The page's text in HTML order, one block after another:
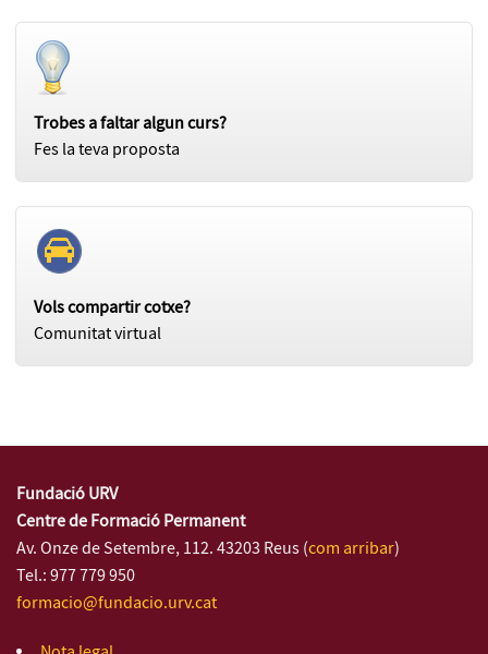
Trobes a faltar algun curs?
Fes la teva proposta
Vols compartir cotxe?
Comunitat virtual
Fundació URV
Centre de Formació Permanent
Av. Onze de Setembre, 112. 43203 Reus (com arribar)
Tel.: 977 779 950
formacio@fundacio.urv.cat